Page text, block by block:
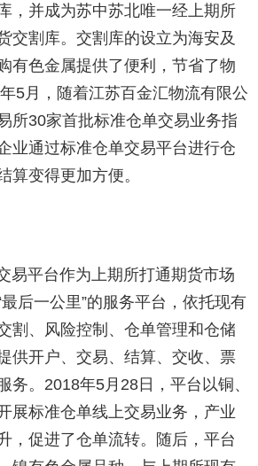
，并成为苏中苏北唯一经上期所
交割库。交割库的设立为海安及
有色金属提供了便利，节省了物
5月，随着江苏百金汇物流有限公
所30家首批标准仓单交易业务指
业通过标准仓单交易平台进行仓
算变得更加方便。
易平台作为上期所打通期货市场
后一公里”的服务平台，依托现有
割、风险控制、仓单管理和仓储
供开户、交易、结算、交收、票
务。2018年5月28日，平台以铜、
展标准仓单线上交易业务，产业
，促进了仓单流转。随后，平台